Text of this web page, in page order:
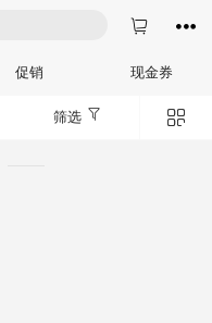


促销 现金券
筛选 